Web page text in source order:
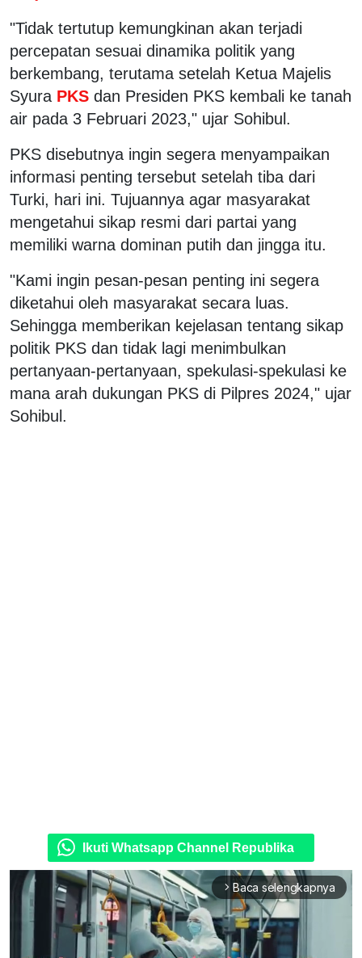
"Tidak tertutup kemungkinan akan terjadi
percepatan sesuai dinamika politik yang
berkembang, terutama setelah Ketua Majelis
Syura PKS dan Presiden PKS kembali ke tanah
air pada 3 Februari 2023," ujar Sohibul.
PKS disebutnya ingin segera menyampaikan
informasi penting tersebut setelah tiba dari
Turki, hari ini. Tujuannya agar masyarakat
mengetahui sikap resmi dari partai yang
memiliki warna dominan putih dan jingga itu.
"Kami ingin pesan-pesan penting ini segera
diketahui oleh masyarakat secara luas.
Sehingga memberikan kejelasan tentang sikap
politik PKS dan tidak lagi menimbulkan
pertanyaan-pertanyaan, spekulasi-spekulasi ke
mana arah dukungan PKS di Pilpres 2024," ujar
Sohibul.
Ikuti Whatsapp Channel Republika
arrow_forward_ios Baca selengkapnya